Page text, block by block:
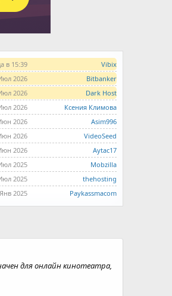
в 15:39 Vibix
2026 Bitbanker
2026
Dark Host
2026
Ксения Климова
2026
Asim996
2026
VideoSeed
2026
Aytac17
2025
Mobzilla
2025
thehosting
2025 Paykassmacom
для онлайн кинотеатра,